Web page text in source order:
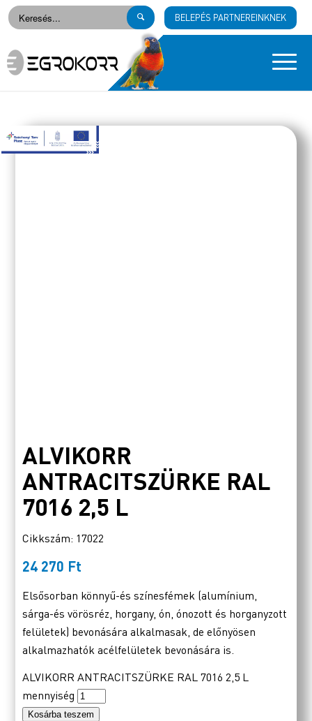
BELEPÉS PARTNEREINKNEK
ALVIKORR
ANTRACITSZÜRKE RAL
7016 2,5 L
Cikkszám: 17022
24 270 Ft
Elsősorban könnyű-és színesfémek (alumínium,
sárga-és vörösréz, horgany, ón, ónozott és horganyzott
felületek) bevonására alkalmasak, de előnyösen
alkalmazhatók acélfelületek bevonására is.
ALVIKORR ANTRACITSZÜRKE RAL 7016 2,5 L
mennyiség
Kosárba teszem